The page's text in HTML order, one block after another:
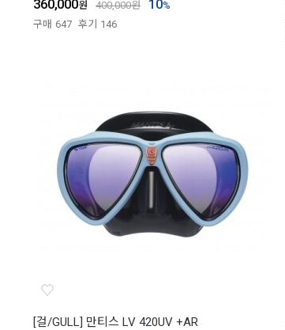
360,000원 400,000원 10%
구매 647 후기 146
[걸/GULL] 만티스 LV 420UV +AR